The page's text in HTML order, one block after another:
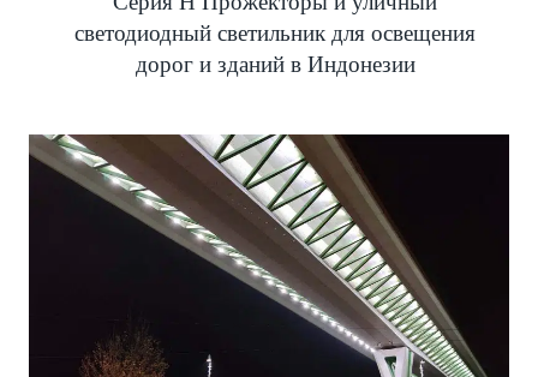
светодиодный светильник для освещения
дорог и зданий в Индонезии